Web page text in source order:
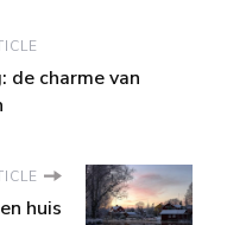
de charme van
huis